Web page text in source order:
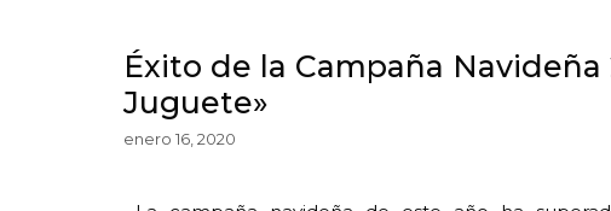
Éxito de la Campaña
Juguete»
enero 16, 2020